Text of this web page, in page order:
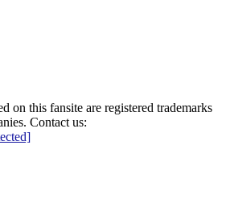
on this fansite are registered trademarks
Contact us: